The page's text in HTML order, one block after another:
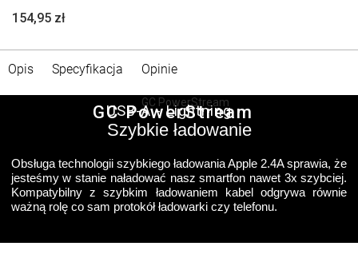
154,95 zł
Opis Specyfikacja Opinie
GC PowerStream
USB-A - Lightning
Szybkie ładowanie
Obsługa technologii szybkiego ładowania Apple 2.4A sprawia, że
jesteśmy w stanie naładować nasz smartfon nawet 3x szybciej.
Kompatybilny z szybkim ładowaniem kabel odgrywa równie
ważną rolę co sam protokół ładowarki czy telefonu.